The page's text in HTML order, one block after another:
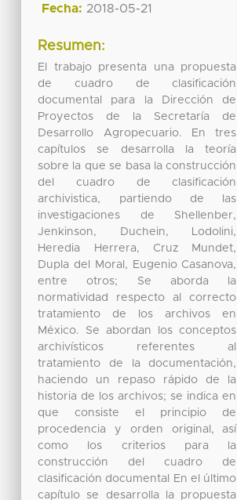
Fecha: 2018-05-21
Resumen:
El trabajo presenta una propuesta
de cuadro de clasificación
documental para la Dirección de
Proyectos de la Secretaría de
Desarrollo Agropecuario. En tres
capítulos se desarrolla la teoría
sobre la que se basa la construcción
del cuadro de clasificación
archivistica, partiendo de las
investigaciones de Shellenber,
Jenkinson, Duchein, Lodolini,
Heredia Herrera, Cruz Mundet,
Dupla del Moral, Eugenio Casanova,
entre otros; Se aborda la
normatividad respecto al correcto
tratamiento de los archivos en
México. Se abordan los conceptos
archivísticos referentes al
tratamiento de la documentación,
haciendo un repaso rápido de la
historia de los archivos; se indica en
que consiste el principio de
procedencia y orden original, así
como los criterios para la
construcción del cuadro de
clasificación documental En el último
capítulo se desarrolla la propuesta